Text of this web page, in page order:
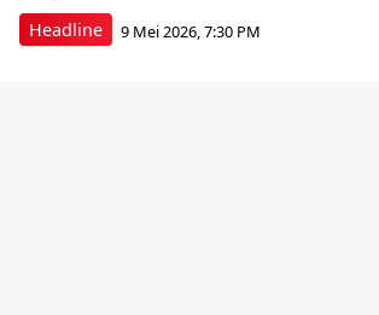
Headline 9 Mei 2026, 7:30 PM